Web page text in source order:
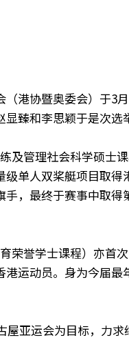
港协暨奥委会）于3
臻和李思颖于是次选
练及管理社会科学硕士
单人双桨艇项目取
，最终于赛事中取
育荣誉学士课程）亦首
运动员。身为今届
屋亚运会为目标，力